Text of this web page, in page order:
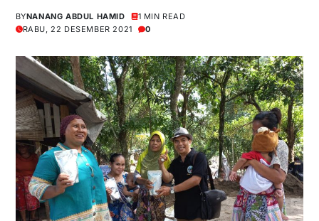
BYNANANG ABDUL HAMID
1 MIN READ
RABU, 22 DESEMBER 2021
0